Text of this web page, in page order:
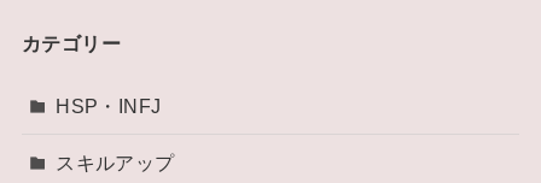
カテゴリー
HSP・INFJ
スキルアップ